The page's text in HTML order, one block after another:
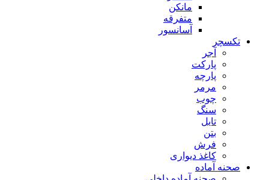
مانکن
متفرقه
آسانسور
تکسچر
آجر
پارکت
پارچه
مرمر
چوب
سنگ
تایل
بتن
فرش
کاغذ دیواری
صحنه آماده